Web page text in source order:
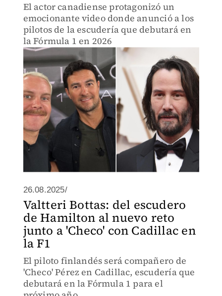
El actor canadiense protagonizó un
emocionante video donde anunció a los
pilotos de la escudería que debutará en
la Fórmula 1 en 2026
26.08.2025/
Valtteri Bottas: del escudero
de Hamilton al nuevo reto
junto a 'Checo' con Cadillac en
la F1
El piloto finlandés será compañero de
'Checo' Pérez en Cadillac, escudería que
debutará en la Fórmula 1 para el